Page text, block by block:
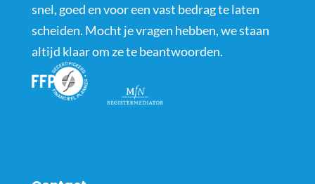
snel, goed en voor een vast bedrag te laten
scheiden. Mocht je vragen hebben, we staan
altijd klaar om ze te beantwoorden.